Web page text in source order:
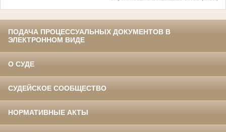
ПОДАЧА ПРОЦЕССУАЛЬНЫХ ДОКУМЕНТОВ В
ЭЛЕКТРОННОМ ВИДЕ
О СУДЕ
СУДЕЙСКОЕ СООБЩЕСТВО
НОРМАТИВНЫЕ АКТЫ